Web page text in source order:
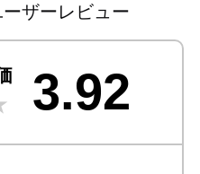
ザーレビュー
3.92